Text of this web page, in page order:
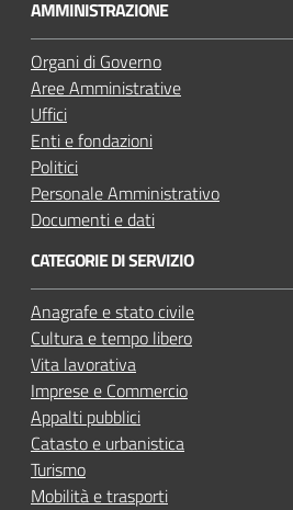
u
b
e
AMMINISTRAZIONE
Organi di Governo
Aree Amministrative
Uffici
Enti e fondazioni
Politici
Personale Amministrativo
Documenti e dati
CATEGORIE DI SERVIZIO
Anagrafe e stato civile
Cultura e tempo libero
Vita lavorativa
Imprese e Commercio
Appalti pubblici
Catasto e urbanistica
Turismo
Mobilità e trasporti